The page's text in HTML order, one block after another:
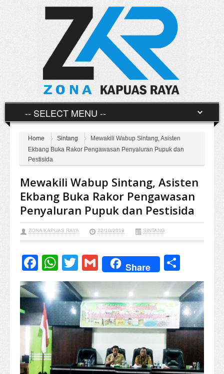
Home Sintang
Mewakili Wabup Sintang, Asisten
Ekbang Buka Rakor Pengawasan Penyaluran Pupuk dan
Pestisida
Mewakili Wabup Sintang, Asisten
Ekbang Buka Rakor Pengawasan
Penyaluran Pupuk dan Pestisida
ZONA KAPUAS RAYA 22/10/2019 SINTANG
Facebook
WhatsApp
TwitterGmail
Share